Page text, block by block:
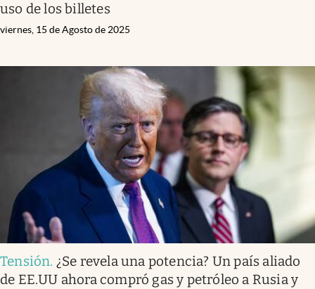
uso de los billetes
viernes, 15 de Agosto de 2025
Tensión. ¿Se revela una potencia? Un país aliado
de EE.UU ahora compró gas y petróleo a Rusia y